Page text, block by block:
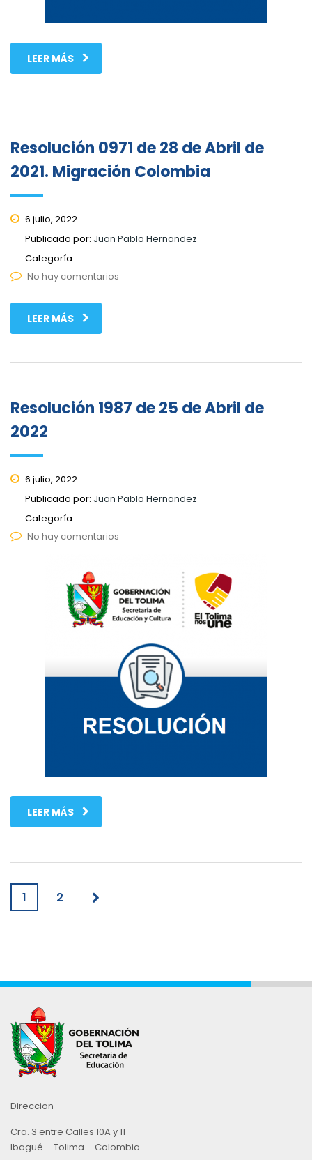
LEER MÁS
Resolución 0971 de 28 de Abril de
2021. Migración Colombia
6 julio, 2022
Publicado por: Juan Pablo Hernandez
Categoría:
No hay comentarios
LEER MÁS
Resolución 1987 de 25 de Abril de
2022
6 julio, 2022
Publicado por: Juan Pablo Hernandez
Categoría:
No hay comentarios
LEER MÁS
1 2
Direccion
Cra. 3 entre Calles 10A y 11
Ibagué – Tolima – Colombia